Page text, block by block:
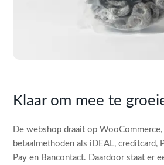
Klaar om mee te
De webshop draait op
betaalmethoden als iDEAL, creditcard,
Pay en Bancontact. Daardoor staat er